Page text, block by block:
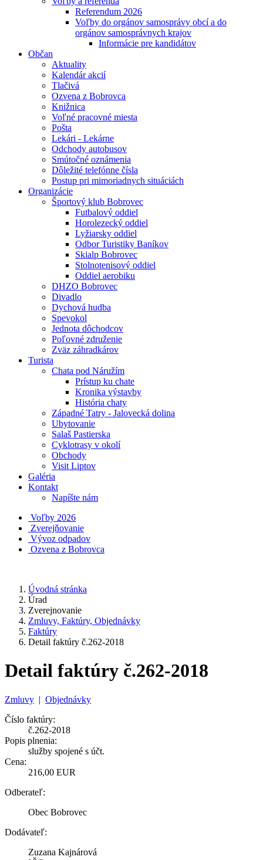
Referendum 2026
Voľby do orgánov samosprávy obcí a do
orgánov samosprávnych krajov
Informácie pre kandidátov
Občan
Aktuality
Kalendár akcií
Tlačivá
Ozvena z Bobrovca
Knižnica
Voľné pracovné miesta
Pošta
Lekári - Lekárne
Odchody autobusov
Smútočné oznámenia
Dôležité telefónne čísla
Postup pri mimoriadnych situáciách
Organizácie
Športový klub Bobrovec
Futbalový oddiel
Horolezecký oddiel
Lyžiarsky oddiel
Odbor Turistiky Baníkov
Skialp Bobrovec
Stolnotenisový oddiel
Oddiel aerobiku
DHZO Bobrovec
Divadlo
Dychová hudba
Spevokol
Jednota dôchodcov
Poľovné združenie
Zväz záhradkárov
Turista
Chata pod Náružím
Prístup ku chate
Kronika výstavby
História chaty
Západné Tatry - Jalovecká dolina
Ubytovanie
Salaš Pastierska
Cyklotrasy v okolí
Obchody
Visit Liptov
Galéria
Kontakt
Napíšte nám
Voľby 2026
Zverejňovanie
Vývoz odpadov
Ozvena z Bobrovca
Úvodná stránka
Úrad
Zverejnovanie
Zmluvy, Faktúry, Objednávky
Faktúry
Detail faktúry č.262-2018
Detail faktúry č.262-2018
Zmluvy | Objednávky
Číslo faktúry:
č.262-2018
Popis plnenia:
služby spojené s účt.
Cena:
216,00 EUR
Odberateľ:
Obec Bobrovec
Dodávateľ:
Zuzana Kajnárová